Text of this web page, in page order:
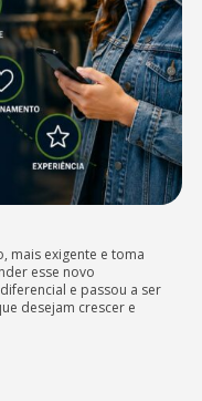
mais exigente e toma
esse novo
e passou a ser
desejam crescer e